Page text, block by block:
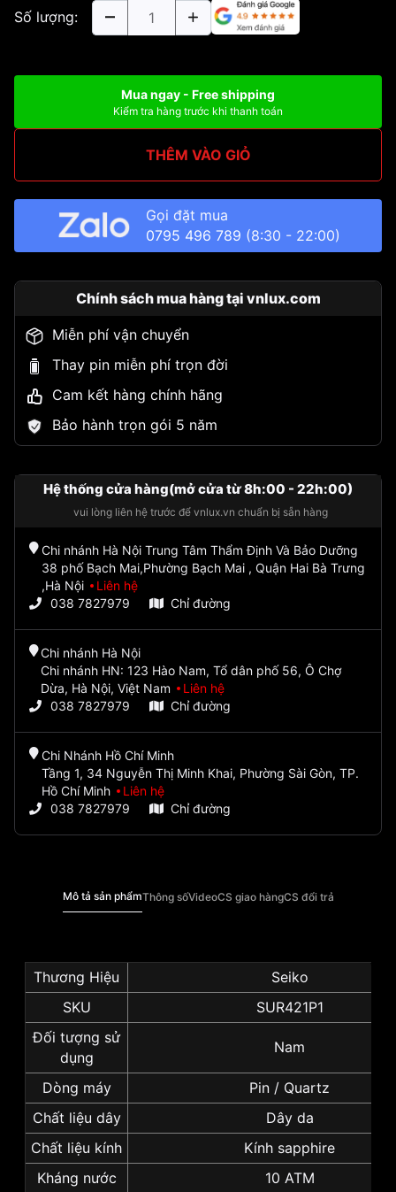
Số lượng:
Mua ngay - Free shipping
Kiểm tra hàng trước khi thanh toán
THÊM VÀO GIỎ
Gọi đặt mua
0795 496 789 (8:30 - 22:00)
Chính sách mua hàng tại vnlux.com
Miễn phí vận chuyển
Thay pin miễn phí trọn đời
Cam kết hàng chính hãng
Bảo hành trọn gói 5 năm
Hệ thống cửa hàng(mở cửa từ 8h:00 - 22h:00)
vui lòng liên hệ trước để vnlux.vn chuẩn bị sẵn hàng
Chi nhánh Hà Nội Trung Tâm Thẩm Định Và Bảo Dưỡng
38 phố Bạch Mai,Phường Bạch Mai , Quận Hai Bà Trưng
,Hà Nội
Liên hệ
038 7827979
Chỉ đường
Chi nhánh Hà Nội
Chi nhánh HN: 123 Hào Nam, Tổ dân phố 56, Ô Chợ
Dừa, Hà Nội, Việt Nam
Liên hệ
038 7827979
Chỉ đường
Chi Nhánh Hồ Chí Minh
Tầng 1, 34 Nguyễn Thị Minh Khai, Phường Sài Gòn, TP.
Hồ Chí Minh
Liên hệ
038 7827979
Chỉ đường
Mô tả sản phẩmThông sốVideoCS giao hàngCS đổi trả
Thương Hiệu
Seiko
SKU
SUR421P1
Đối tượng sử
dụng
Nam
Dòng máy
Pin / Quartz
Chất liệu dây
Dây da
Chất liệu kính
Kính sapphire
Kháng nước
10 ATM